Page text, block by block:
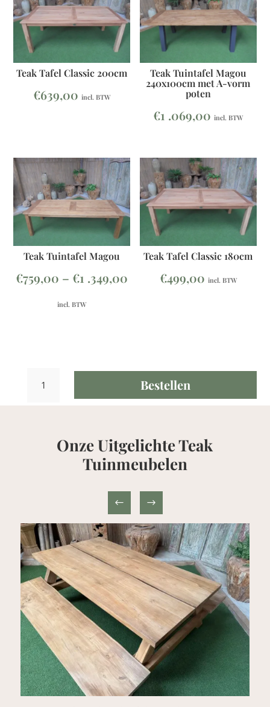
Teak Tafel Classic 200cm
€639,00 incl. BTW
Teak Tuintafel Magou
240x100cm met A-vorm
poten
€1 .069,00 incl. BTW
Teak Tuintafel Magou
€759,00 – €1 .349,00
incl. BTW
Teak Tafel Classic 180cm
€499,00 incl. BTW
Tuintafel
Bestellen
Onze Uitgelichte Teak
Tuinmeubelen